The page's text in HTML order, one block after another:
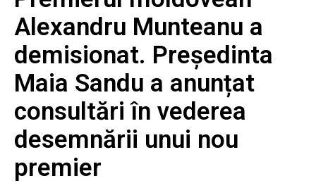
Alexandru Munteanu a
demisionat. Președinta
Maia Sandu a anunțat
consultări în vederea
desemnării unui nou
premier